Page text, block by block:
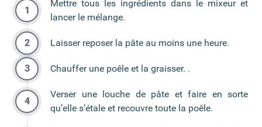
Mettre tous les ingrédients dans le mixeur et
lancer le mélange.
Laisser reposer la pâte au moins une heure.
Chauffer une poêle et la graisser. .
Verser une louche de pâte et faire en sorte
qu’elle s’étale et recouvre toute la poêle.